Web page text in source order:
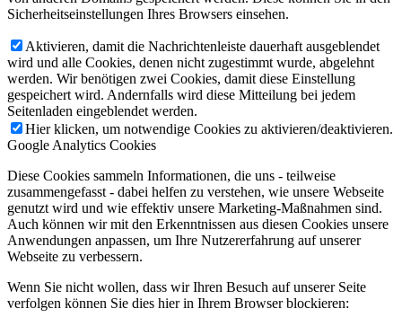
Sicherheitseinstellungen Ihres Browsers einsehen.
Aktivieren, damit die Nachrichtenleiste dauerhaft ausgeblendet
wird und alle Cookies, denen nicht zugestimmt wurde, abgelehnt
werden. Wir benötigen zwei Cookies, damit diese Einstellung
gespeichert wird. Andernfalls wird diese Mitteilung bei jedem
Seitenladen eingeblendet werden.
Hier klicken, um notwendige Cookies zu aktivieren/deaktivieren.
Google Analytics Cookies
Diese Cookies sammeln Informationen, die uns - teilweise
zusammengefasst - dabei helfen zu verstehen, wie unsere Webseite
genutzt wird und wie effektiv unsere Marketing-Maßnahmen sind.
Auch können wir mit den Erkenntnissen aus diesen Cookies unsere
Anwendungen anpassen, um Ihre Nutzererfahrung auf unserer
Webseite zu verbessern.
Wenn Sie nicht wollen, dass wir Ihren Besuch auf unserer Seite
verfolgen können Sie dies hier in Ihrem Browser blockieren: